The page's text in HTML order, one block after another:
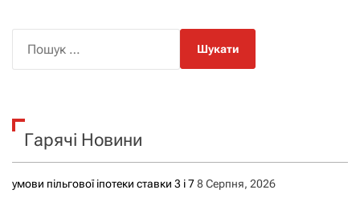
к
Гарячі Новини
умови пільгової іпотеки ставки 3 і 78 Серпня, 2026